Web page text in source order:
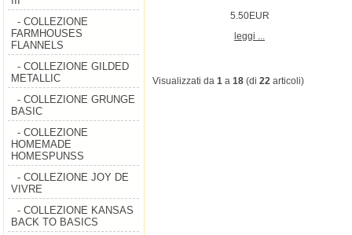
- COLLEZIONE
FARMHOUSES
FLANNELS
- COLLEZIONE GILDED
METALLIC
- COLLEZIONE GRUNGE
BASIC
- COLLEZIONE
HOMEMADE
HOMESPUNSS
- COLLEZIONE JOY DE
VIVRE
- COLLEZIONE KANSAS
BACK TO BASICS
5.50EUR
leggi ...
Visualizzati da1 a18 (di22 articoli)